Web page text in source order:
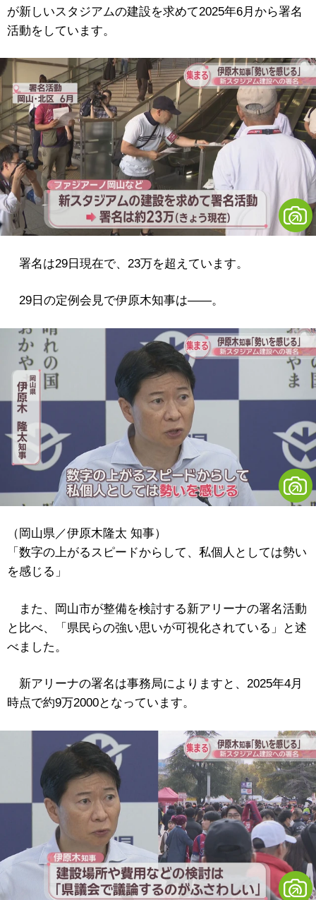
が新しいスタジアムの建設を求めて2025年6月から署名
活動をしています。
署名は29日現在で、23万を超えています。
29日の定例会見で伊原木知事は――。
（岡山県／伊原木隆太 知事）
「数字の上がるスピードからして、私個人としては勢い
を感じる」
また、岡山市が整備を検討する新アリーナの署名活動
と比べ、「県民らの強い思いが可視化されている」と述
べました。
新アリーナの署名は事務局によりますと、2025年4月
時点で約9万2000となっています。